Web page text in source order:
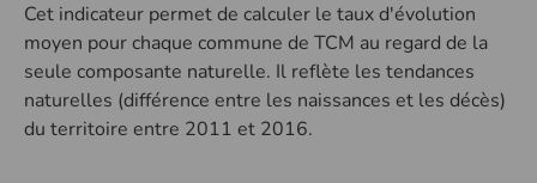
Cet indicateur permet de calculer le taux d'évolution
moyen pour chaque commune de TCM au regard de la
seule composante naturelle. Il reflète les tendances
naturelles (différence entre les naissances et les décès)
du territoire entre 2011 et 2016.